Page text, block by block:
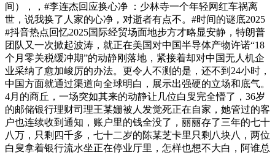
间），，#李连杰回应换心净 ：少林寺一个年轻网红车祸离
世，说我换了人家的心净，对逝者有点不。#时间的谜底2025
#抖音热点回忆2025国际经贸场面地步方才略显安静，特朗普
团队又一次掀起波涛，就正在美国对中国半导体产物许诺“18
个月零关税缓冲期”的动静刚落地，紧接着却对中国无人机企
业采纳了愈加峻厉的办法。更令人不测的是，还不到24小时，
中国方面就通过渠道向全球明白，展示出强硬的立场和底气。
4月的商丘，一场突如其来的动静让几位白叟完全懵了，36岁
的邮储银行理财司理王某姗被人发觉死正在自家，她管过的客
户也连续收到通知，账户里的钱全没了，丽丽存了三年的七十
八万，只剩四千多，七十二岁的陈某芝卡里只剩八块八，两位
白叟拿着银行流水坐正在停业厅里，怎样也想不大白，阿谁总